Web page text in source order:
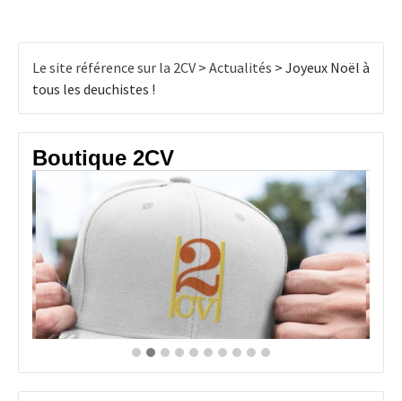
Le site référence sur la 2CV > Actualités > Joyeux Noël à
tous les deuchistes !
Boutique 2CV